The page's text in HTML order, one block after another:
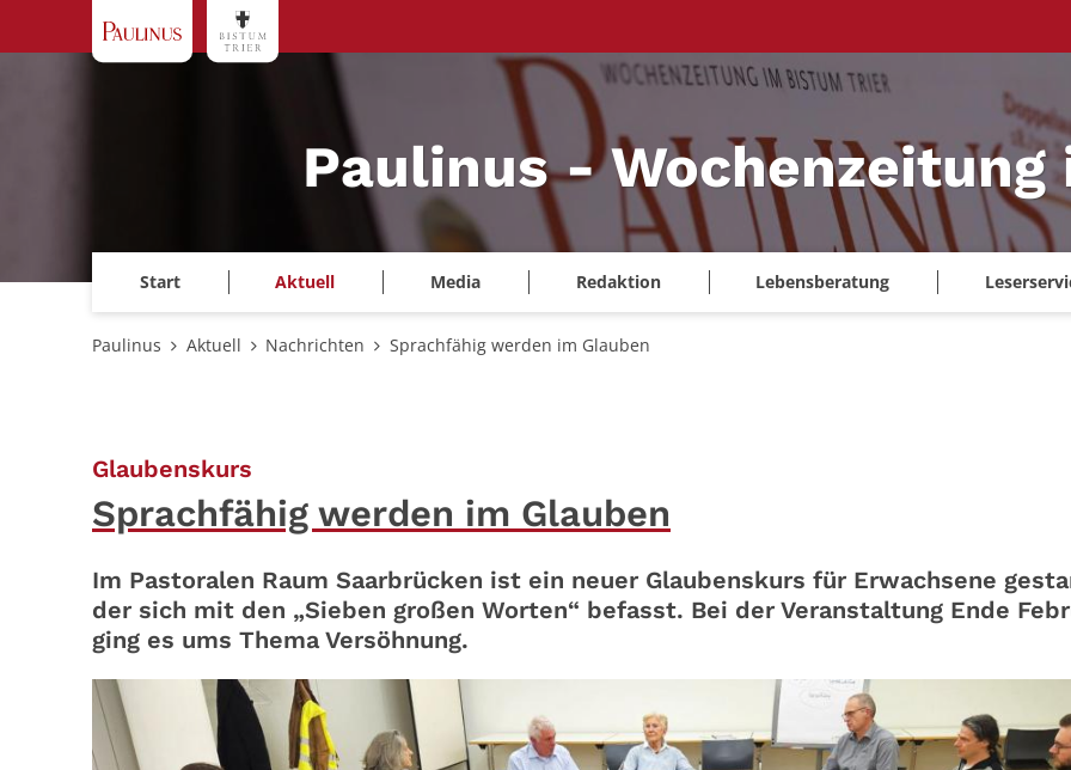
Paulinus -
Start Aktuell Media Redaktion Lebensberatung
Paulinus Aktuell Nachrichten Sprachfähig werden im Glauben
Glaubenskurs
Sprachfähig werden im Glauben
Im Pastoralen Raum Saarbrücken ist ein neuer Glaubenskurs für Erwachsene
der sich mit den „Sieben großen Worten“ befasst. Bei der Veranstaltung Ende
ging es ums Thema Versöhnung.